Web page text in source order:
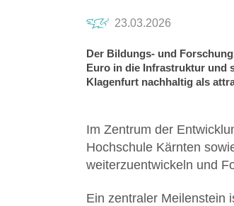
23.03.2026
Der Bildungs- und
Euro in die Infrastruktur und
Klagenfurt nachhaltig als
Im Zentrum der
Hochschule Kärnten
weiterzuentwickeln und
Ein zentraler Meilenstein